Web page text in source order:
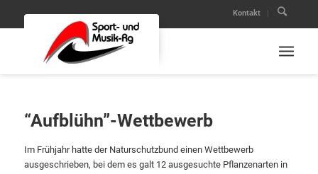
Kontakt
“Aufblühn”-Wettbewerb
Im Frühjahr hatte der Naturschutzbund einen Wettbewerb
ausgeschrieben, bei dem es galt 12 ausgesuchte Pflanzenarten in